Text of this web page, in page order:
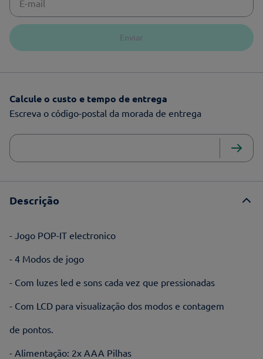
Enviar
Calcule o custo e tempo de entrega
Escreva o código-postal da morada de entrega
Descrição
- Jogo POP-IT electronico
- 4 Modos de jogo
- Com luzes led e sons cada vez que pressionadas
- Com LCD para visualização dos modos e contagem
de pontos.
- Alimentação: 2x AAA Pilhas